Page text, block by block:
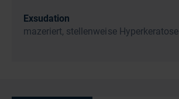
Exsudation
mazeriert, stellenweise Hyperkeratose